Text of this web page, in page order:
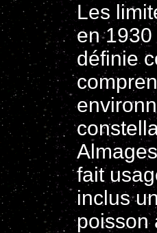
Les
en
définie
fait
inclus
poisson